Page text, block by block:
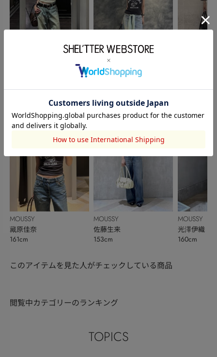
MOUSSY
藏原佳奈
161cm
MOUSSY
MOUSSY
佐藤生来
153cm
MOUSSY
光澤伊織
160cm
このアイテムを見た人がチェックしている商品
閲覧中カテゴリーのランキング
TOPICS